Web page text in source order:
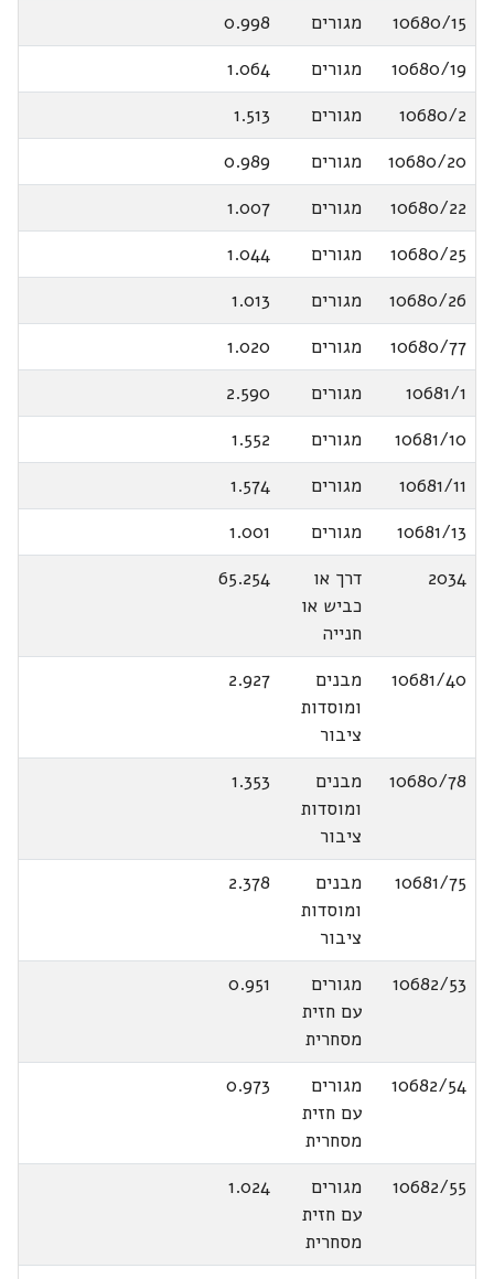
10680/15
מגורים
0.998
10680/19
מגורים
1.064
10680/2
מגורים
1.513
10680/20
מגורים
0.989
10680/22
מגורים
1.007
10680/25
מגורים
1.044
10680/26
מגורים
1.013
10680/77
מגורים
1.020
10681/1
מגורים
2.590
10681/10
מגורים
1.552
10681/11
מגורים
1.574
10681/13
מגורים
1.001
2034
דרך או
כביש או
חנייה
65.254
10681/40
מבנים
ומוסדות
ציבור
2.927
10680/78
מבנים
ומוסדות
ציבור
1.353
10681/75
מבנים
ומוסדות
ציבור
2.378
10682/53
מגורים
עם חזית
מסחרית
0.951
10682/54
מגורים
עם חזית
מסחרית
0.973
10682/55
מגורים
עם חזית
מסחרית
1.024